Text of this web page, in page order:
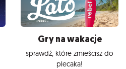
Gry na wakacje
sprawdź, które zmieścisz do
plecaka!